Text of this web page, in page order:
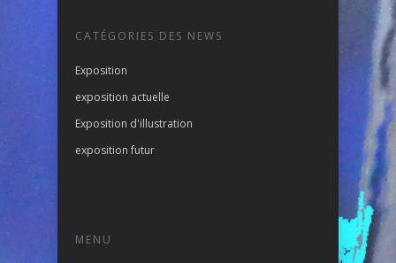
CATÉGORIES DES NEWS
Exposition
exposition actuelle
Exposition d'illustration
exposition futur
MENU